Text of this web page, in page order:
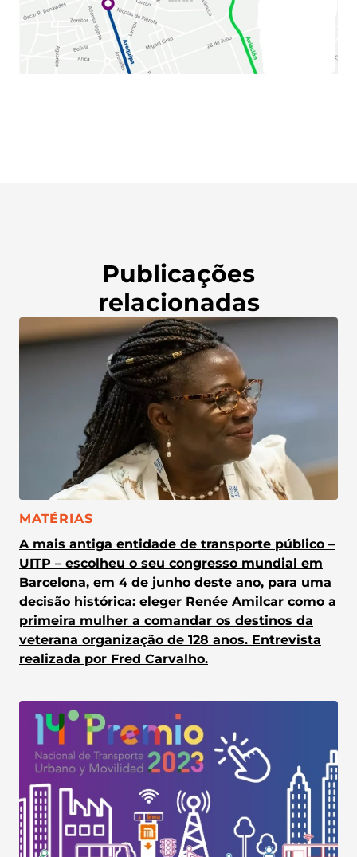
Publicações
relacionadas
CATEGORIA:
MATÉRIAS
A mais antiga entidade de transporte público –
UITP – escolheu o seu congresso mundial em
Barcelona, em 4 de junho deste ano, para uma
decisão histórica: eleger Renée Amilcar como a
primeira mulher a comandar os destinos da
veterana organização de 128 anos. Entrevista
realizada por Fred Carvalho.